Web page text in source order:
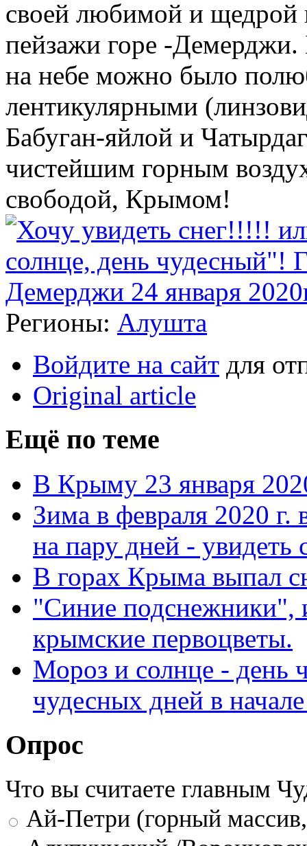
своей любимой и щедрой
пейзажи горе -Демерджи.
на небе можно было
лентикулярными
Бабуган-яйлой и
чистейшим горным
свободой, Крымом!
Регионы: Алушта
Войдите на сайт для
Original article
Ещё по теме
В Крыму 23 января
Зима в февраля 2020
на пару дней - увидеть
В горах Крыма выпал
"Синие подснежники",
крымские первоцветы.
Мороз и солнце - день
чудесных дней в
Опрос
Что вы считаете главным
Ай-Петри (горный